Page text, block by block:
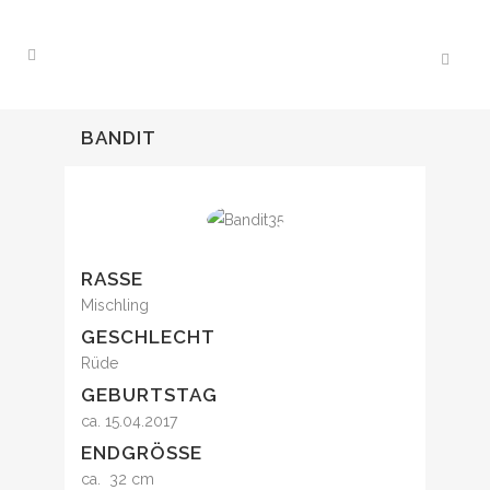
BANDIT
RASSE
Mischling
GESCHLECHT
Rüde
GEBURTSTAG
ca. 15.04.2017
ENDGRÖSSE
ca. 32 cm